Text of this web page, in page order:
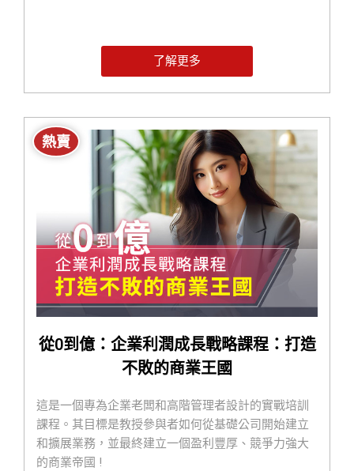
了解更多
從0到億：企業利潤成長戰略課程：打造
不敗的商業王國
熱賣
這是一個專為企業老闆和高階管理者設計的實戰培訓
課程。其目標是教授參與者如何從基礎公司開始建立
和擴展業務，並最終建立一個盈利豐厚、競爭力強大
的商業帝國 !